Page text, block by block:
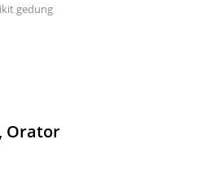
gedung
Orator